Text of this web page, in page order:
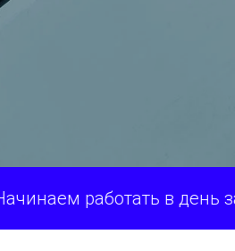
работать в день заказа